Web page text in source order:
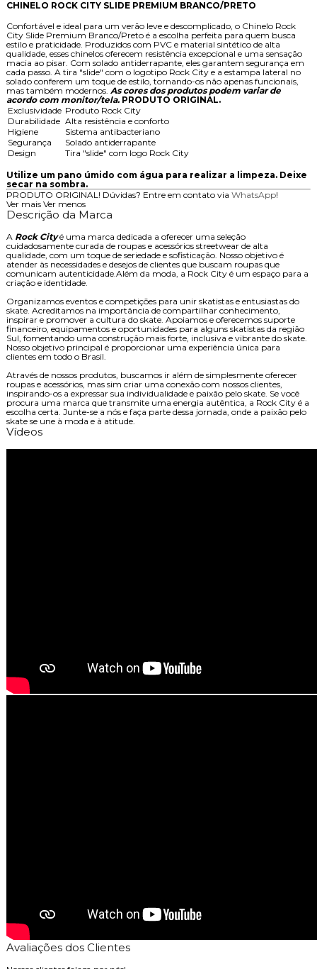
CHINELO ROCK CITY SLIDE PREMIUM BRANCO/PRETO
Confortável e ideal para um verão leve e descomplicado, o Chinelo Rock
City Slide Premium Branco/Preto é a escolha perfeita para quem busca
estilo e praticidade. Produzidos com PVC e material sintético de alta
qualidade, esses chinelos oferecem resistência excepcional e uma sensação
macia ao pisar. Com solado antiderrapante, eles garantem segurança em
cada passo. A tira "slide" com o logotipo Rock City e a estampa lateral no
solado conferem um toque de estilo, tornando-os não apenas funcionais,
mas também modernos. As cores dos produtos podem variar de
acordo com monitor/tela.PRODUTO ORIGINAL.
Exclusividade Produto Rock City
Durabilidade Alta resistência e conforto
Higiene
Sistema antibacteriano
Segurança
Solado antiderrapante
Design
Tira "slide" com logo Rock City
Utilize um pano úmido com água para realizar a limpeza. Deixe
secar na sombra.
PRODUTO ORIGINAL! Dúvidas? Entre em contato via WhatsApp!
Ver mais Ver menos
Descrição da Marca
A Rock Cityé uma marca dedicada a oferecer uma seleção
cuidadosamente curada de roupas e acessórios streetwear de alta
qualidade, com um toque de seriedade e sofisticação. Nosso objetivo é
atender às necessidades e desejos de clientes que buscam roupas que
comunicam autenticidade.Além da moda, a Rock City é um espaço para a
criação e identidade.
Organizamos eventos e competições para unir skatistas e entusiastas do
skate. Acreditamos na importância de compartilhar conhecimento,
inspirar e promover a cultura do skate. Apoiamos e oferecemos suporte
financeiro, equipamentos e oportunidades para alguns skatistas da região
Sul, fomentando uma construção mais forte, inclusiva e vibrante do skate.
Nosso objetivo principal é proporcionar uma experiência única para
clientes em todo o Brasil.
Através de nossos produtos, buscamos ir além de simplesmente oferecer
roupas e acessórios, mas sim criar uma conexão com nossos clientes,
inspirando-os a expressar sua individualidade e paixão pelo skate. Se você
procura uma marca que transmite uma energia autêntica, a Rock City é a
escolha certa. Junte-se a nós e faça parte dessa jornada, onde a paixão pelo
skate se une à moda e à atitude.
Vídeos
Avaliações dos Clientes